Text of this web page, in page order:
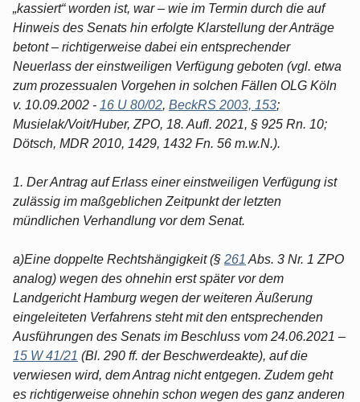
„kassiert“ worden ist, war – wie im Termin durch die auf
Hinweis des Senats hin erfolgte Klarstellung der Anträge
betont – richtigerweise dabei ein entsprechender
Neuerlass der einstweiligen Verfügung geboten (vgl. etwa
zum prozessualen Vorgehen in solchen Fällen OLG Köln
v. 10.09.2002 - 16 U 80/02, BeckRS 2003, 153;
Musielak/Voit/Huber, ZPO, 18. Aufl. 2021, § 925 Rn. 10;
Dötsch, MDR 2010, 1429, 1432 Fn. 56 m.w.N.).
1. Der Antrag auf Erlass einer einstweiligen Verfügung ist
zulässig im maßgeblichen Zeitpunkt der letzten
mündlichen Verhandlung vor dem Senat.
a)Eine doppelte Rechtshängigkeit (§ 261 Abs. 3 Nr. 1 ZPO
analog) wegen des ohnehin erst später vor dem
Landgericht Hamburg wegen der weiteren Äußerung
eingeleiteten Verfahrens steht mit den entsprechenden
Ausführungen des Senats im Beschluss vom 24.06.2021 –
15 W 41/21 (Bl. 290 ff. der Beschwerdeakte), auf die
verwiesen wird, dem Antrag nicht entgegen. Zudem geht
es richtigerweise ohnehin schon wegen des ganz anderen